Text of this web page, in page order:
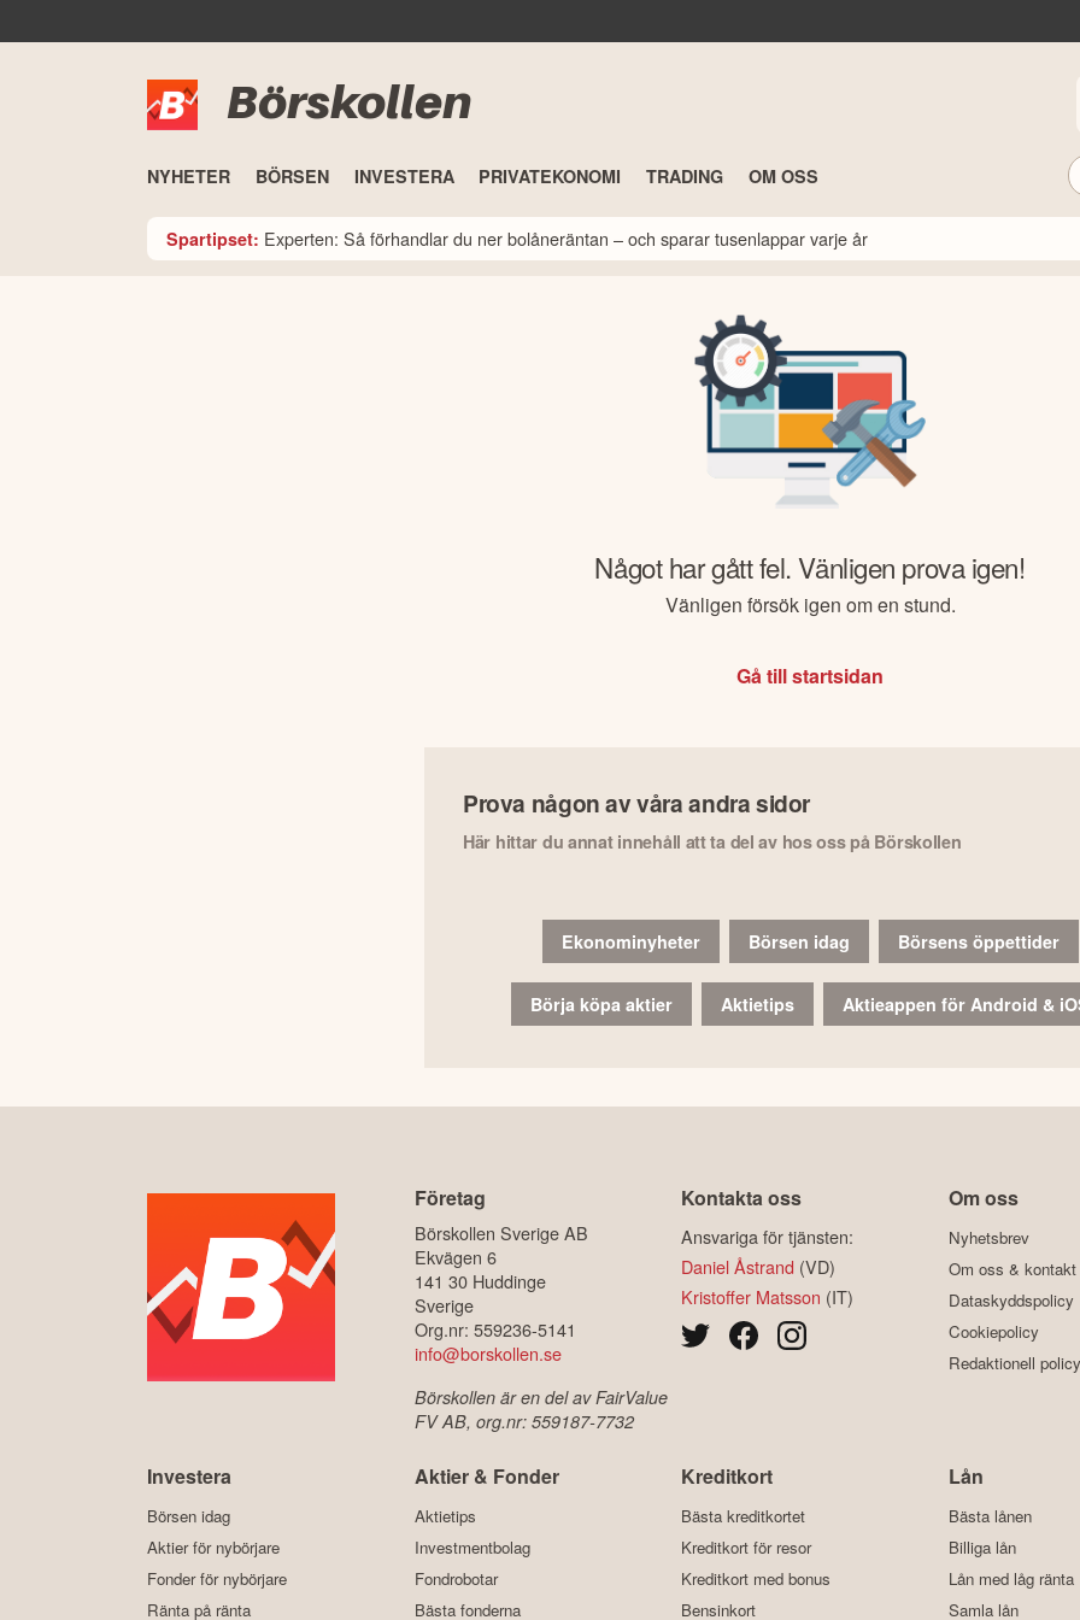
Börskollen
NYHETER BÖRSEN INVESTERA PRIVATEKONOMI TRADING OM OSS
Spartipset: Experten: Så förhandlar du ner bolåneräntan – och sparar tusenlappar varje år
Något har gått fel. Vänligen prova igen!
Vänligen försök igen om en stund.
Gå till startsidan
Prova någon av våra andra sidor
Här hittar du annat innehåll att ta del av hos oss på Börskollen
Ekonominyheter Börsen idag Börsens öppettider
Börja köpa aktier Aktietips Aktieappen för Android &
Företag
Börskollen Sverige AB
Ekvägen 6
141 30 Huddinge
Sverige
Org.nr: 559236-5141
info@borskollen.se
Börskollen är en del av FairValue
FV AB, org.nr: 559187-7732
Kontakta oss
Ansvariga för tjänsten:
Daniel Åstrand (VD)
Kristoffer Matsson (IT)
Om oss
Nyhetsbrev
Om oss & kontakt
Dataskyddspolicy
Cookiepolicy
Redaktionell policy
Investera
Börsen idag
Aktier för nybörjare
Fonder för nybörjare
Ränta på ränta
Aktier & Fonder
Aktietips
Investmentbolag
Fondrobotar
Bästa fonderna
Kreditkort
Bästa kreditkortet
Kreditkort för resor
Kreditkort med bonus
Bensinkort
Lån
Bästa lånen
Billiga lån
Lån med låg ränta
Samla lån